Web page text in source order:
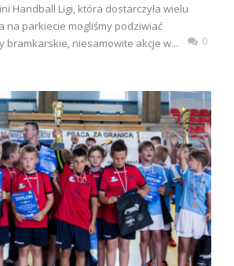
Handball Ligi, która dostarczyła wielu
na parkiecie mogliśmy podziwiać
bramkarskie, niesamowite akcje w...
0